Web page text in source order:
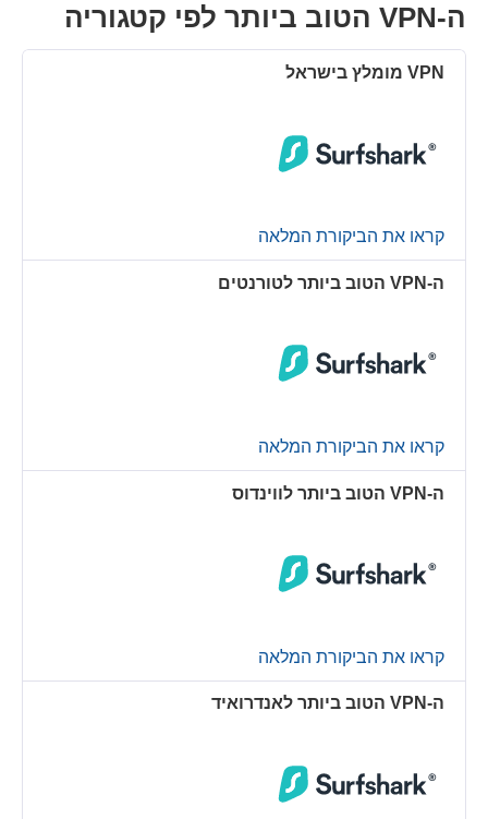
ה-VPN הטוב ביותר לפי קטגוריה
קראו את הביקורת המלאה
ה-VPN הטוב ביותר לטורנטים
קראו את הביקורת המלאה
ה-VPN הטוב ביותר לווינדוס
קראו את הביקורת המלאה
ה-VPN הטוב ביותר לאנדרואיד